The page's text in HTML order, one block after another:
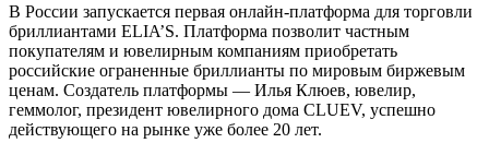
В России запускается первая онлайн-платформа для торговли
бриллиантами ELIA’S. Платформа позволит частным
покупателям и ювелирным компаниям приобретать
российские ограненные бриллианты по мировым биржевым
ценам. Создатель платформы — Илья Клюев, ювелир,
геммолог, президент ювелирного дома CLUEV, успешно
действующего на рынке уже более 20 лет.